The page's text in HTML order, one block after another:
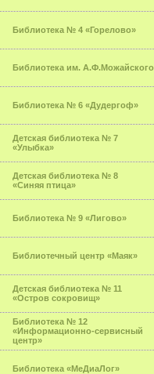
Библиотека № 4 «Горелово»
Библиотека им. А.Ф.Можайского
Библиотека № 6 «Дудергоф»
Детская библиотека № 7
«Улыбка»
Детская библиотека № 8
«Синяя птица»
Библиотека № 9 «Лигово»
Библиотечный центр «Маяк»
Детская библиотека № 11
«Остров сокровищ»
Библиотека № 12
«Информационно-сервисный
центр»
Библиотека «МеДиаЛог»